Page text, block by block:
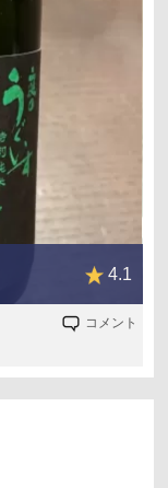
4.1
コメント